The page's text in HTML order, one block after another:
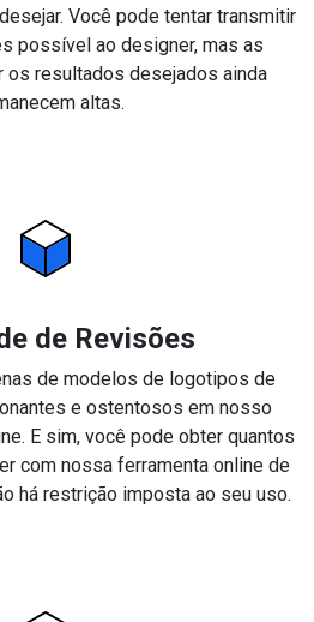
Você pode tentar transmitir
possível ao designer, mas as
os resultados desejados ainda
altas.
de Revisões
de modelos de logotipos de
e ostentosos em nosso
E sim, você pode obter quantos
com nossa ferramenta online de
há restrição imposta ao seu uso.